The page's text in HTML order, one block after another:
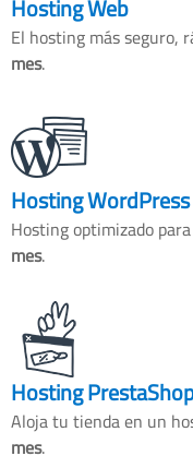
Hosting Web
El hosting más seguro,
mes.
Hosting WordPress
Hosting optimizado
mes.
Hosting
Aloja tu tienda en un
mes.